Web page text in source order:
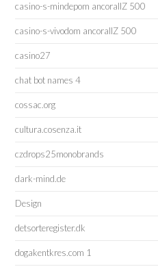
casino-s-mindepom ancorallZ 500
casino-s-vivodom ancorallZ 500
casino27
chat bot names 4
cossac.org
cultura.cosenza.it
czdrops25monobrands
dark-mind.de
Design
detsorteregister.dk
dogakentkres.com 1